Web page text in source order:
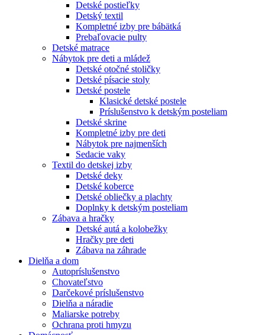
Detské postieľky
Detský textil
Kompletné izby pre bábätká
Prebaľovacie pulty
Detské matrace
Nábytok pre deti a mládež
Detské otočné stoličky
Detské písacie stoly
Detské postele
Klasické detské postele
Príslušenstvo k detským posteliam
Detské skrine
Kompletné izby pre deti
Nábytok pre najmenších
Sedacie vaky
Textil do detskej izby
Detské deky
Detské koberce
Detské obliečky a plachty
Doplnky k detským posteliam
Zábava a hračky
Detské autá a kolobežky
Hračky pre deti
Zábava na záhrade
Dielňa a dom
Autopríslušenstvo
Chovateľstvo
Darčekové príslušenstvo
Dielňa a náradie
Maliarske potreby
Ochrana proti hmyzu